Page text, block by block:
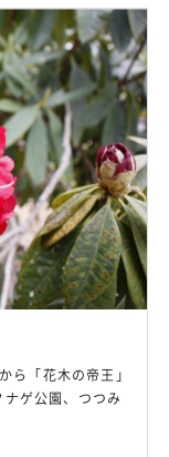
ら「花木の帝王」
ゲ公園、つつみ